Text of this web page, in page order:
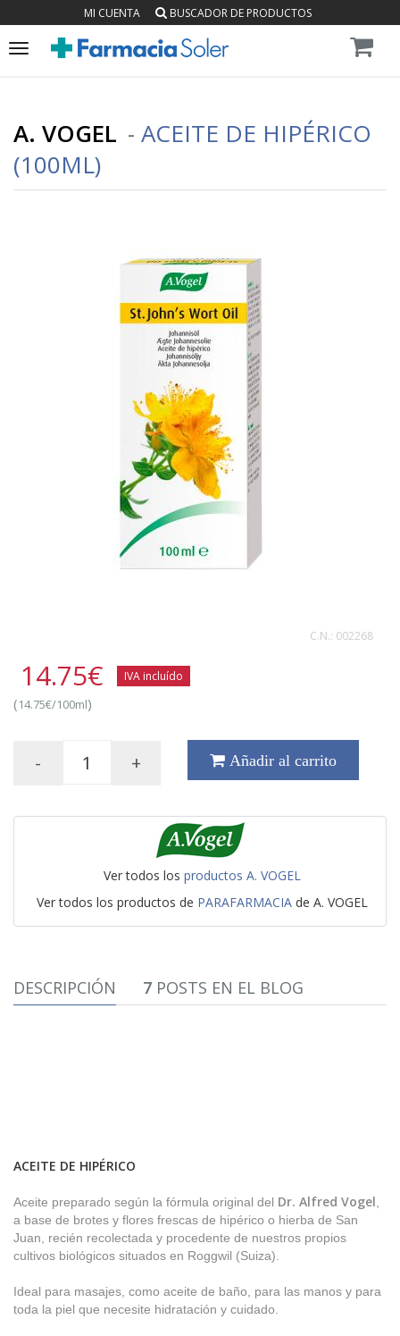
MI CUENTA BUSCADOR DE PRODUCTOS
Toggle
A. VOGEL - ACEITE DE HIPÉRICO
(100ML)
C.N.: 002268
14.75€ IVA incluído
(14.75€/100ml)
- + Añadir al carrito
Ver todos los productos A. VOGEL
Ver todos los productos de PARAFARMACIA de A. VOGEL
DESCRIPCIÓN 7 POSTS EN EL BLOG
ACEITE DE HIPÉRICO
Aceite preparado según la fórmula original del Dr. Alfred Vogel
a base de brotes y flores frescas de hipérico o hierba de San
Juan, recién recolectada y procedente de nuestros propios
cultivos biológicos situados en Roggwil (Suiza).
Ideal para masajes, como aceite de baño, para las manos y para
toda la piel que necesite hidratación y cuidado.